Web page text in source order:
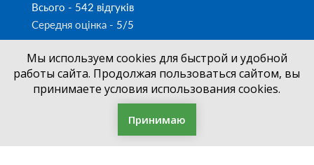
Всього - 542 відгуків
Середня оцінка - 5/5
Замовити дзвінок
700-33-83
Мы используем cookies для быстрой и удобной
работы сайта. Продолжая пользоваться сайтом, вы
принимаете условия использования cookies.
Принимаю